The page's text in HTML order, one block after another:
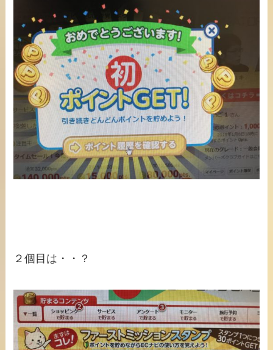
２個目は・・？